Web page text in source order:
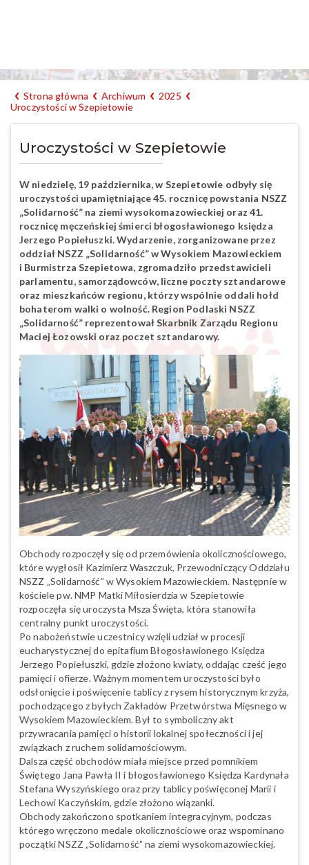
Strona główna Archiwum
2025
Uroczystości w Szepietowie
Uroczystości w Szepietowie
W niedzielę, 19 października, w Szepietowie odbyły się
uroczystości upamiętniające 45. rocznicę powstania NSZZ
„Solidarność” na ziemi wysokomazowieckiej oraz 41.
rocznicę męczeńskiej śmierci błogosławionego księdza
Jerzego Popiełuszki. Wydarzenie, zorganizowane przez
oddział NSZZ „Solidarność” w Wysokiem Mazowieckiem
i Burmistrza Szepietowa, zgromadziło przedstawicieli
parlamentu, samorządowców, liczne poczty sztandarowe
oraz mieszkańców regionu, którzy wspólnie oddali hołd
bohaterom walki o wolność. Region Podlaski NSZZ
„Solidarność” reprezentował Skarbnik Zarządu Regionu
Maciej Łozowski oraz poczet sztandarowy.
Obchody rozpoczęły się od przemówienia okolicznościowego,
które wygłosił Kazimierz Waszczuk, Przewodniczący Oddziału
NSZZ „Solidarność” w Wysokiem Mazowieckiem. Następnie w
kościele pw. NMP Matki Miłosierdzia w Szepietowie
rozpoczęła się uroczysta Msza Święta, która stanowiła
centralny punkt uroczystości.
Po nabożeństwie uczestnicy wzięli udział w procesji
eucharystycznej do epitafium Błogosławionego Księdza
Jerzego Popiełuszki, gdzie złożono kwiaty, oddając cześć jego
pamięci i ofierze. Ważnym momentem uroczystości było
odsłonięcie i poświęcenie tablicy z rysem historycznym krzyża,
pochodzącego z byłych Zakładów Przetwórstwa Mięsnego w
Wysokiem Mazowieckiem. Był to symboliczny akt
przywracania pamięci o historii lokalnej społeczności i jej
związkach z ruchem solidarnościowym.
Dalsza część obchodów miała miejsce przed pomnikiem
Świętego Jana Pawła II i błogosławionego Księdza Kardynała
Stefana Wyszyńskiego oraz przy tablicy poświęconej Marii i
Lechowi Kaczyńskim, gdzie złożono wiązanki.
Obchody zakończono spotkaniem integracyjnym, podczas
którego wręczono medale okolicznościowe oraz wspominano
początki NSZZ „Solidarność” na ziemi wysokomazowieckiej.